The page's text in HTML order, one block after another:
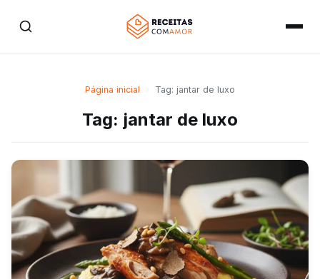
Página inicial Tag: jantar de luxo
Tag: jantar de luxo